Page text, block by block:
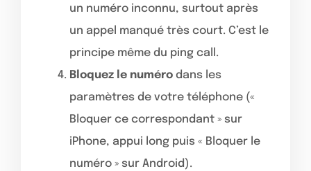
un numéro inconnu, surtout après
un appel manqué très court. C’est le
principe même du ping call.
Bloquez le numéro dans les
paramètres de votre téléphone («
Bloquer ce correspondant » sur
iPhone, appui long puis « Bloquer le
numéro » sur Android).